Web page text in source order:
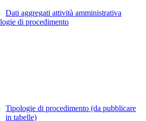
Dati aggregati attività amministrativa
di procedimento
Tipologie di procedimento (da pubblicare
in tabelle)